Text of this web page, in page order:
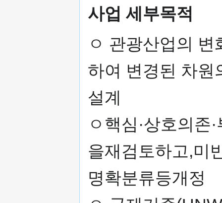
사업 세부목적
ㅇ 관광산업의
하여 변경된 차원
설계
ㅇ핵심·상호의존
을재검토하고,미
명확분류등개정